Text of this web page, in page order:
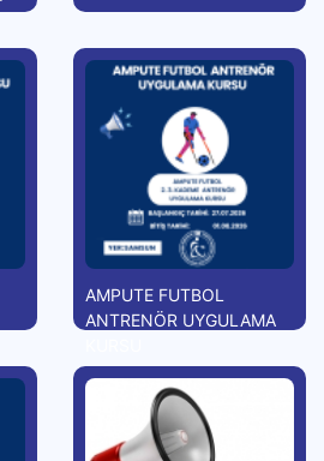
AMPUTE FUTBOL
ANTRENÖR UYGULAMA